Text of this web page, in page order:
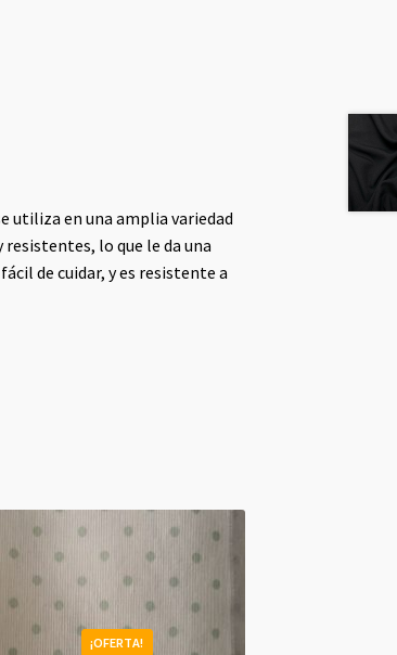
utiliza en una amplia variedad
lo que le da una
de cuidar, y es resistente a
¡OFERTA!